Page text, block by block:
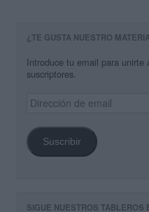
¿TE GUSTA NUESTRO
Introduce tu email para unirte
suscriptores.
Dirección
de
Suscribir
SIGUE NUESTROS TABLEROS